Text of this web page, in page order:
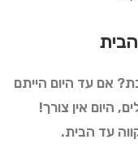
אם עד היום הייתם
היום אין צורך!
עד הבית.